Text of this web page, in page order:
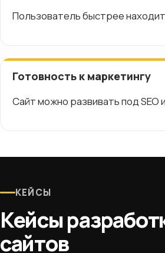
Пользователь быстрее
Готовность к маркетингу
Сайт можно развивать под SEO
КЕЙСЫ
Кейсы
сайтов